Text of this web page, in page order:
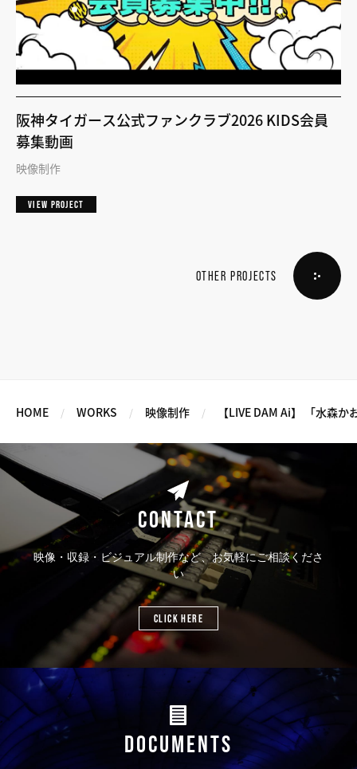
阪神タイガース公式ファンクラブ2026 KIDS会員
募集動画
映像制作
VIEW PROJECT
OTHER PROJECTS
HOME WORKS 映像制作 【LIVE DAM Ai】 「水森
CONTACT
映像・収録・ビジュアル制作など、お気軽にご相談くださ
い
CLICK HERE
DOCUMENTS